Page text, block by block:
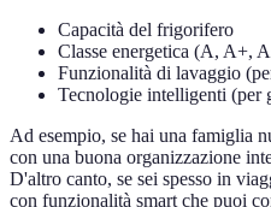
Capacità del frigorifero
Classe energetica (A, A+,
Funzionalità di lavaggio
Tecnologie intelligenti (per
Ad esempio, se hai una famiglia
con una buona organizzazione
D'altro canto, se sei spesso in
con funzionalità smart che puoi